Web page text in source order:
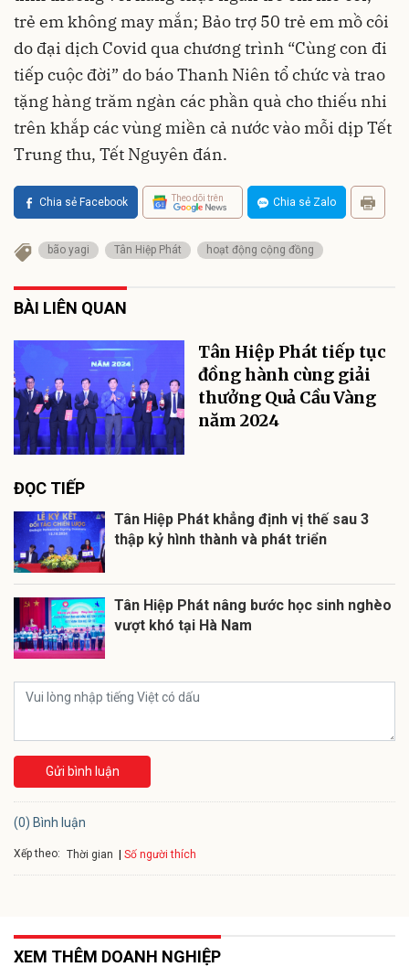
trẻ em không may mắn; Bảo trợ 50 trẻ em mồ côi
do đại dịch Covid qua chương trình “Cùng con đi
tiếp cuộc đời” do báo Thanh Niên tổ chức và trao
tặng hàng trăm ngàn các phần quà cho thiếu nhi
trên khắp các vùng miền cả nước vào mỗi dịp Tết
Trung thu, Tết Nguyên đán.
Chia sẻ Facebook Theo dõi trên Chia sẻ Zalo
bão yagi Tân Hiệp Phát hoạt động cộng đồng
BÀI LIÊN QUAN
Tân Hiệp Phát tiếp tục
đồng hành cùng giải
thưởng Quả Cầu Vàng
năm 2024
ĐỌC TIẾP
Tân Hiệp Phát khẳng định vị thế sau 3
thập kỷ hình thành và phát triển
Tân Hiệp Phát nâng bước học sinh nghèo
vượt khó tại Hà Nam
Gửi bình luận
(0) Bình luận
Xếp theo: Thời gian Số người thích
XEM THÊM DOANH NGHIỆP